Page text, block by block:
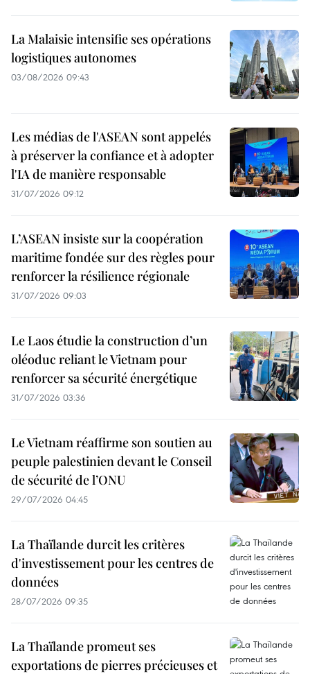
La Malaisie intensifie ses opérations
logistiques autonomes
03/08/2026 09:43
Les médias de l'ASEAN sont appelés
à préserver la confiance et à adopter
l'IA de manière responsable
31/07/2026 09:12
L’ASEAN insiste sur la coopération
maritime fondée sur des règles pour
renforcer la résilience régionale
31/07/2026 09:03
Le Laos étudie la construction d’un
oléoduc reliant le Vietnam pour
renforcer sa sécurité énergétique
31/07/2026 03:36
Le Vietnam réaffirme son soutien au
peuple palestinien devant le Conseil
de sécurité de l’ONU
29/07/2026 04:45
La Thaïlande durcit les critères
d'investissement pour les centres de
données
28/07/2026 09:35
La Thaïlande promeut ses
exportations de pierres précieuses et